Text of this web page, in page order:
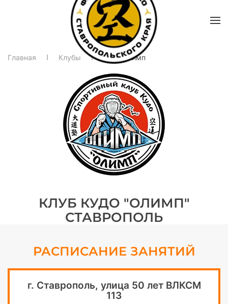
Главная Клубы Клуб Олимп
КЛУБ КУДО "ОЛИМП"
СТАВРОПОЛЬ
РАСПИСАНИЕ ЗАНЯТИЙ
г. Ставрополь, улица 50 лет ВЛКСМ
113